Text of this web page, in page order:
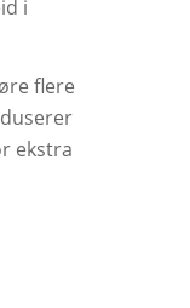
i
flere
ekstra